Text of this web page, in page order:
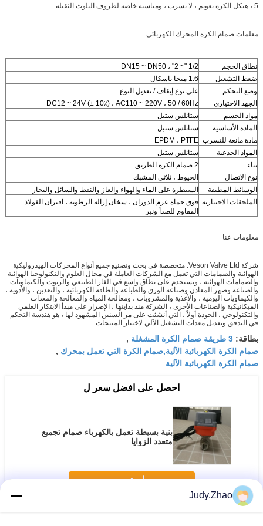
5 ، هيكل الكرة تعويم ، لا تسرب ، ومناسبة خاصة لظروف التلوث الثقيلة.
معلمات صمام الكرة المحرك الكهربائي
نطاق الحجم
1/2 "~ 2" ، DN15 ~ DN50
ضغط التشغيل
1.6 ميجا باسكال
وضع التحكم
على نوع إيقاف / تعديل النوع
الجهد الاختياري
DC12 ~ 24V (± 10٪) ، AC110 ~ 220V ، 50 / 60Hz
مواد الجسم
ستانلس ستيل
المادة الأساسية
ستانلس ستيل
مادة مانعة للتسرب EPDM ، PTFE
المواد الجذعية
ستانلس ستيل
بناء
2 صمام الكرة الطريق
نوع الاتصال
الخيوط ، ثلاثي المشبك
الوسائط المطبقة
السيطرة على الماء والهواء والغاز والنفط والسائل والبخار
الملحقات الاختيارية فوق حماة عزم الدوران ، سخان إزالة الرطوبة ، اقتران الفولاذ
المقاوم للصدأ ونير
معلومات عنا
شركة Veson Valve Ltd. متخصصة في بحث وتصنيع جميع أنواع المحركات الهيدروليكية
الهوائية والصمامات التي تعمل مع الشركات العاملة في مجال العلوم والتكنولوجيا الهوائية
والصمامات الهوائية ، وتستخدم على نطاق واسع في الغاز الطبيعي والزيوت والكيماويات
والصناعة وصهر المعادن وصناعة الورق والطباعة والطاقة الكهربائية ، والتعدين ، والأدوية ،
والكيماويات اليومية ، والأغذية والمشروبات ، ومعالجة المياه والمعالجة والمعدات
الميكانيكية والصناعات الأخرى ، الشركة منذ بدايتها ، الإصرار على مبدأ الابتكار العلمي
والتكنولوجي ، الجودة أولاً ، التي أنشئت على مر السنين المشهود لها ، هو هندسة التحكم
في التدفق وتعديل معدات التشغيل الآلي لاختيار المنتجات.
بطاقة: 3 طريقة صمام الكرة المشغلة ,
صمام الكرة الكهربائية الآلية,صمام الكرة التي تعمل بمحرك ,
صمام الكرة الكهربائية الآلية
احصل على افضل سعر ل
بنية بسيطة تعمل بالكهرباء صمام تجميع
متعدد الزوايا
استمر
أكثرالصمامات الكهربائية
Judy.Zhao